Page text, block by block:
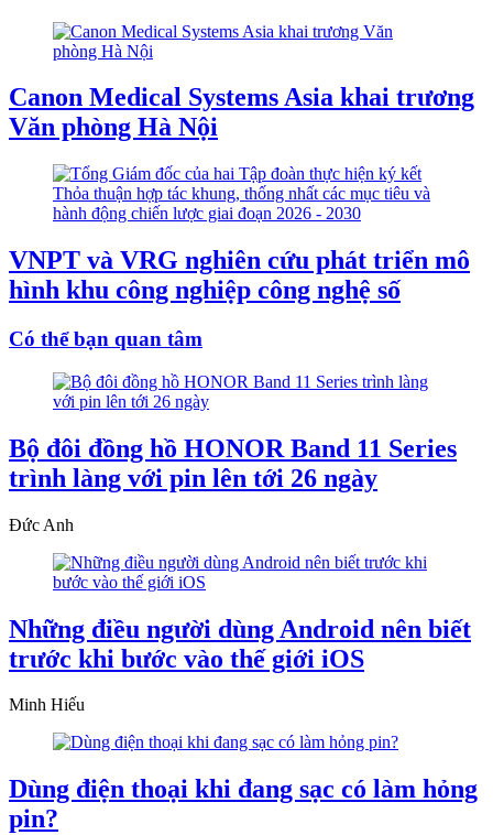
Canon Medical Systems Asia khai trương
Văn phòng Hà Nội
VNPT và VRG nghiên cứu phát triển mô
hình khu công nghiệp công nghệ số
Có thể bạn quan tâm
Bộ đôi đồng hồ HONOR Band 11 Series
trình làng với pin lên tới 26 ngày
Đức Anh
Những điều người dùng Android nên biết
trước khi bước vào thế giới iOS
Minh Hiếu
Dùng điện thoại khi đang sạc có làm hỏng
pin?